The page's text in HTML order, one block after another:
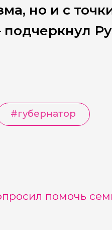
но и с
#губернатор
помочь